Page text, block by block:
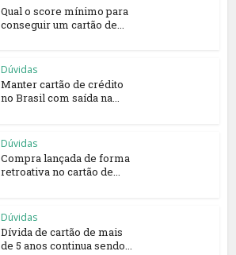
Qual o score mínimo para
conseguir um cartão de...
Dúvidas
Manter cartão de crédito
no Brasil com saída na...
Dúvidas
Compra lançada de forma
retroativa no cartão de...
Dúvidas
Dívida de cartão de mais
de 5 anos continua sendo...